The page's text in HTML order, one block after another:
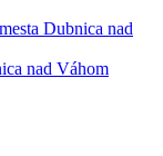
Dubnica nad
nad Váhom